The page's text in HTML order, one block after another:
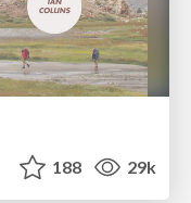
188 29k